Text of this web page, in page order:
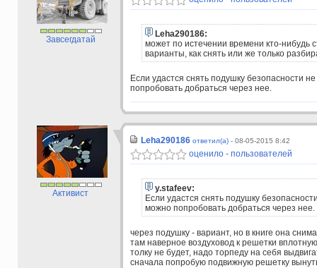
Завсегдатай
Leha290186:
может по истечении времени кто-нибудь
варианты, как снять или же только
Если удастся снять подушку безопасности
попробовать добраться через нее.
Активист
Leha290186 ответил(а) - 08-05-2015 8:42
оценило - пользователей
y.stafeev:
Если удастся снять подушку
можно попробовать добраться через нее.
через подушку - вариант, но в книге она
там наверное воздуховод к решетки
толку не будет, надо торпеду на себя
сначала попробую подвижную решетку